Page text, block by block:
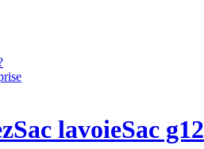
Sac lavoieSac g12